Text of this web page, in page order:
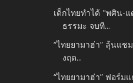
เด็กไทยทำได้ "พศิน-
ธรรมะ จบที...
“ไทยยามาฮ่า” ลุ้นแช
งฤด...
“ไทยยามาฮ่า” ฟอร์ม